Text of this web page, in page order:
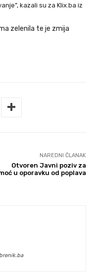
kazali su za Klix.ba iz
zelenila te je zmija
NAREDNI ČLANAK
Otvoren Javni poziv za
u oporavku od poplava